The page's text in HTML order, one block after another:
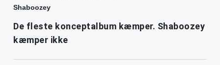
Shaboozey
De fleste konceptalbum kæmper. Shaboozey
kæmper ikke